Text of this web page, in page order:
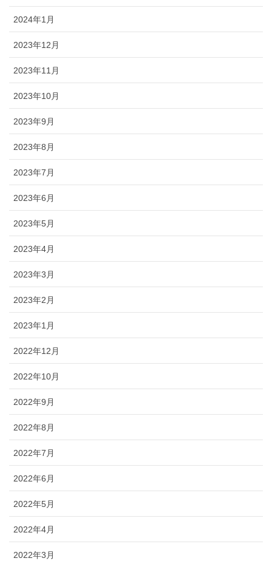
2024年1月
2023年12月
2023年11月
2023年10月
2023年9月
2023年8月
2023年7月
2023年6月
2023年5月
2023年4月
2023年3月
2023年2月
2023年1月
2022年12月
2022年10月
2022年9月
2022年8月
2022年7月
2022年6月
2022年5月
2022年4月
2022年3月